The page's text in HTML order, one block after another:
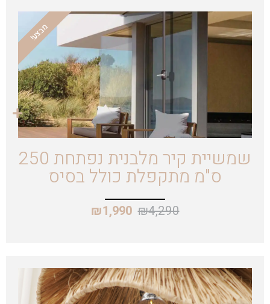
מבצע!
שמשיית קיר מלבנית נפתחת 250
ס"מ מתקפלת כולל בסיס
₪4,290
₪1,990